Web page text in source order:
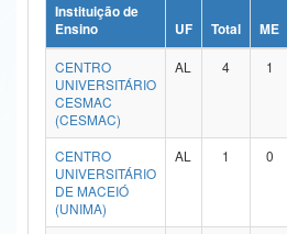
Ministério da Ciência, Tecnologia, Inovações e
Ministério do Meio Ambiente
Ministério do Turismo
Ministério do Desenvolvimento Regional
Controladoria-Geral da União
Instituição de
Ensino
UF Total ME
CENTRO
UNIVERSITÁRIO
CESMAC
(CESMAC)
AL 4 1
CENTRO
UNIVERSITÁRIO
DE MACEIÓ
(UNIMA)
AL 1 0